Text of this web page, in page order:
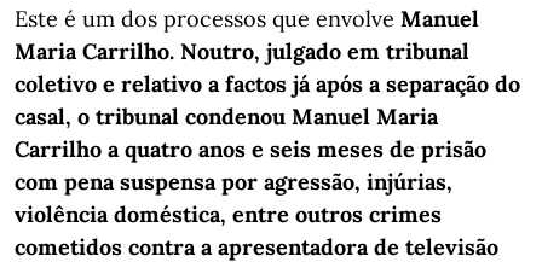
Este é um dos processos que envolve Manuel
Maria Carrilho. Noutro, julgado em tribunal
coletivo e relativo a factos já após a separação do
casal, o tribunal condenou Manuel Maria
Carrilho a quatro anos e seis meses de prisão
com pena suspensa por agressão, injúrias,
violência doméstica, entre outros crimes
cometidos contra a apresentadora de televisão